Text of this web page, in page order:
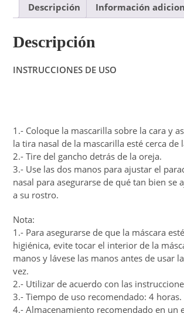
Descripción Información
Descripción
INSTRUCCIONES DE USO
1.- Coloque la mascarilla sobre la cara y
la tira nasal de la mascarilla esté cerca de
2.- Tire del gancho detrás de la oreja.
3.- Use las dos manos para ajustar el
nasal para asegurarse de qué tan bien se
a su rostro.
Nota:
1.- Para asegurarse de que la máscara
higiénica, evite tocar el interior de la
manos y lávese las manos antes de usar
vez.
2.- Utilizar de acuerdo con las
3.- Tiempo de uso recomendado: 4 horas.
4.- Almacenamiento recomendado en un